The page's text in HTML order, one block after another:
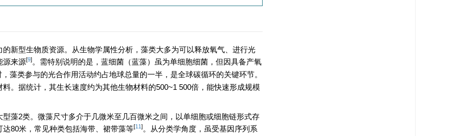
新型生物质资源。从生物学属性分析，藻类大多为可以释放氧气、进行光
源来源[9] 。需特别说明的是，蓝细菌（蓝藻）虽为单细胞细菌，但因具备产氧
，藻类参与的光合作用活动约占地球总量的一半，是全球碳循环的关键环节。
。据统计，其生长速度约为其他生物材料的500~1 500倍，能快速形成规模
藻2类。微藻尺寸多介于几微米至几百微米之间，以单细胞或细胞链形式存
80米，常见种类包括海带、裙带藻等[11 ] 。从分类学角度，虽受基因序列系